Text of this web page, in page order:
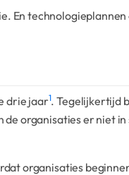
En
drie jaar1. Tegelijkertijd
de organisaties er niet
organisaties